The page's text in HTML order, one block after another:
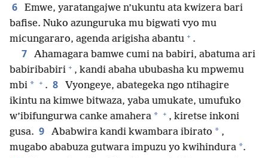
6
Emwe, yaratangajwe n’ukuntu ata kwizera bari
bafise. Nuko azunguruka mu bigwati vyo mu
micungararo, agenda arigisha abantu + .
7
Ahamagara bamwe cumi na babiri, abatuma ari
babiribabiri + , kandi abaha ububasha ku mpwemu
mbi * + . 8
Vyongeye, abategeka ngo ntihagire
ikintu na kimwe bitwaza, yaba umukate, umufuko
w’ibifungurwa canke amahera * + , kiretse inkoni
gusa. 9 Ababwira kandi kwambara ibirato * ,
mugabo ababuza gutwara impuzu yo kwihindura *.